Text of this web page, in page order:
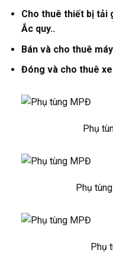
Cho thuê thiết bị tải
Ắc quy..
Bán và cho thuê
Đóng và cho thuê
Phụ
Phụ
Phụ